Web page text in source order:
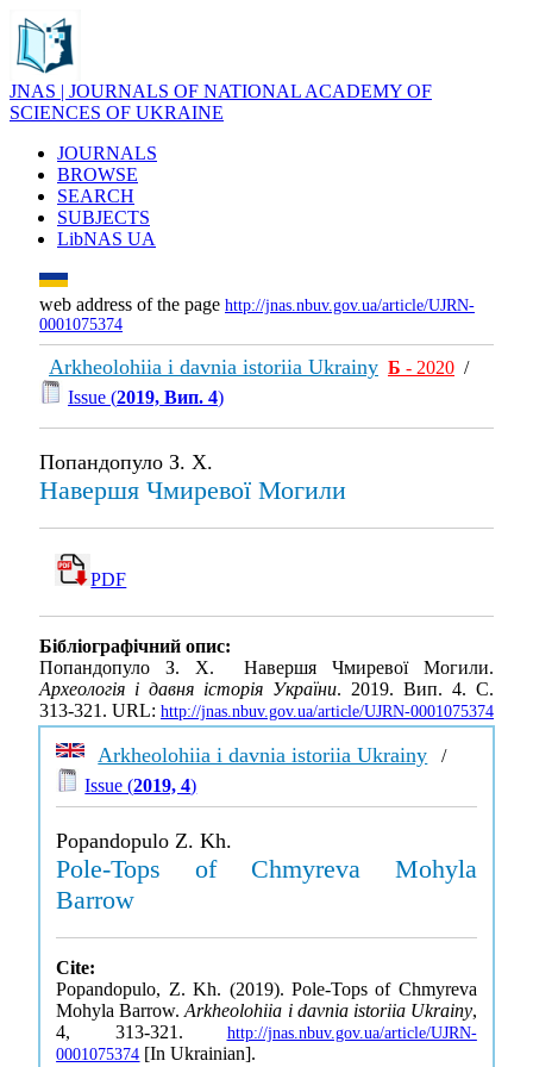
JNAS | JOURNALS OF NATIONAL ACADEMY OF
SCIENCES OF UKRAINE
JOURNALS
BROWSE
SEARCH
SUBJECTS
LibNAS UA
web address of the page http://jnas.nbuv.gov.ua/article/UJRN-
0001075374
Arkheolohiia i davnia istoriia Ukrainy Б - 2020 /
Issue (2019, Вип. 4)
Попандопуло З. Х.
Навершя Чмиревої Могили
PDF
Бібліографічний опис:
Попандопуло З. Х. Навершя Чмиревої Могили.
Археологія і давня історія України. 2019. Вип. 4. С.
313-321. URL: http://jnas.nbuv.gov.ua/article/UJRN-0001075374
Arkheolohiia i davnia istoriia Ukrainy /
Issue (2019, 4)
Popandopulo Z. Kh.
Pole-Tops of Chmyreva Mohyla
Barrow
Cite:
Popandopulo, Z. Kh. (2019). Pole-Tops of Chmyreva
Mohyla Barrow.Arkheolohiia i davnia istoriia Ukrainy,
4, 313-321. http://jnas.nbuv.gov.ua/article/UJRN-
0001075374 [In Ukrainian].